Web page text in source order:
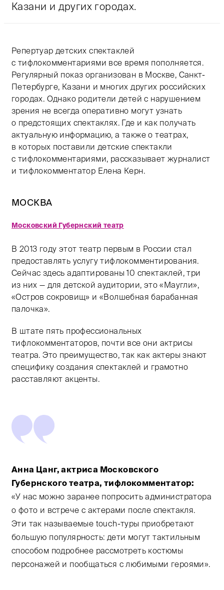
Казани и других городах.
Репертуар детских спектаклей
с тифлокомментариями все время пополняется.
Регулярный показ организован в Москве, Санкт-
Петербурге, Казани и многих других российских
городах. Однако родители детей с нарушением
зрения не всегда оперативно могут узнать
о предстоящих спектаклях. Где и как получать
актуальную информацию, а также о театрах,
в которых поставили детские спектакли
с тифлокомментариями, рассказывает журналист
и тифлокомментатор Елена Керн.
МОСКВА
Московский Губернский театр
В 2013 году этот театр первым в России стал
предоставлять услугу тифлокомментирования.
Сейчас здесь адаптированы 10 спектаклей, три
из них — для детской аудитории, это «Маугли»,
«Остров сокровищ» и «Волшебная барабанная
палочка».
В штате пять профессиональных
тифлокомментаторов, почти все они актрисы
театра. Это преимущество, так как актеры знают
специфику создания спектаклей и грамотно
расставляют акценты.
Анна Цанг, актриса Московского
Губернского театра, тифлокомментатор:
«У нас можно заранее попросить администратора
о фото и встрече с актерами после спектакля.
Эти так называемые touch-туры приобретают
большую популярность: дети могут тактильным
способом подробнее рассмотреть костюмы
персонажей и пообщаться с любимыми героями».